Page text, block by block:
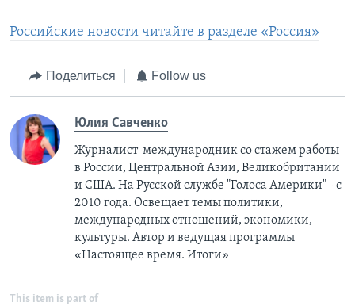
Российские новости читайте в разделе «Россия»
Поделиться Follow us
Юлия Савченко
Журналист-международник cо стажем работы
в России, Центральной Азии, Великобритании
и США. На Русской службе "Голоса Америки" - с
2010 года. Освещает темы политики,
международных отношений, экономики,
культуры. Автор и ведущая программы
«Настоящее время. Итоги»
This item is part of